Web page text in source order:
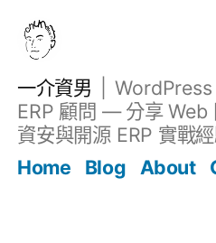
一介資男
ERP 顧問 — 分享 Web
資安與開源 ERP 實戰
Home
Blog About
文章